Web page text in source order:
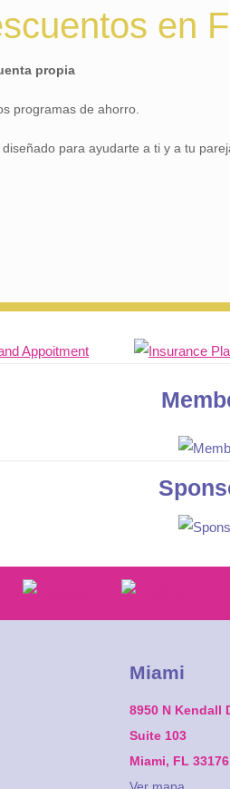
en
propia
programas de ahorro.
para ayudarte a ti y a tu
Miami
8950 N Kendall
Suite 103
Miami, FL 33176